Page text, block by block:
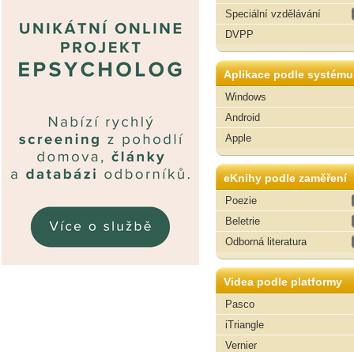
Speciální vzdělávání
DVPP
Aplikace podle systému
Windows
Android
Apple
eKnihy podle zaměření
Poezie
Beletrie
Odborná literatura
Videa podle platformy
Pasco
iTriangle
Vernier